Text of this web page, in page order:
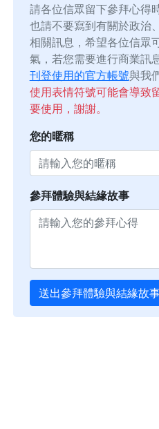
請各位信眾留下參拜心得
也請不要寫到有關於政治
相關訊息，希望各位信眾
氣，若您需要進行商業訊
刊登使用的官方帳號與我
使用表情符號可能會導致
要使用，謝謝。
您的暱稱
參拜體驗與結緣故事
送出參拜體驗與結緣故